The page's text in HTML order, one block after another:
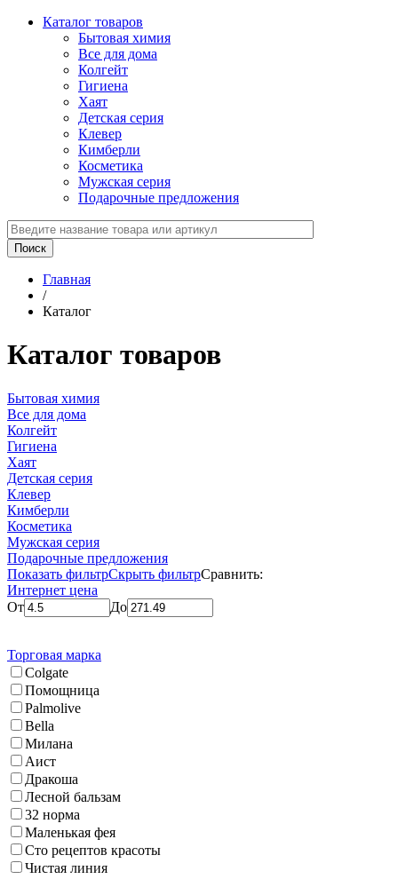
Каталог товаров
Бытовая химия
Все для дома
Колгейт
Гигиена
Хаят
Детская серия
Клевер
Кимберли
Косметика
Мужская серия
Подарочные предложения
Главная
/
Каталог
Каталог товаров
Бытовая химия
Все для дома
Колгейт
Гигиена
Хаят
Детская серия
Клевер
Кимберли
Косметика
Мужская серия
Подарочные предложения
Показать фильтрСкрыть фильтрСравнить:
Интернет цена
От
До
Торговая марка
Colgate
Помощница
Palmolive
Bella
Милана
Аист
Дракоша
Лесной бальзам
32 норма
Маленькая фея
Сто рецептов красоты
Чистая линия